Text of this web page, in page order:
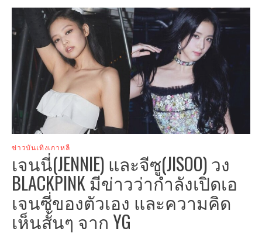
ข่าวบันเทิงเกาหลี
เจนนี่(JENNIE) และจีซู(JISOO) วง
BLACKPINK มีข่าวว่ากำลังเปิดเอ
เจนซี่ของตัวเอง และความคิด
เห็นสั้นๆ จาก YG